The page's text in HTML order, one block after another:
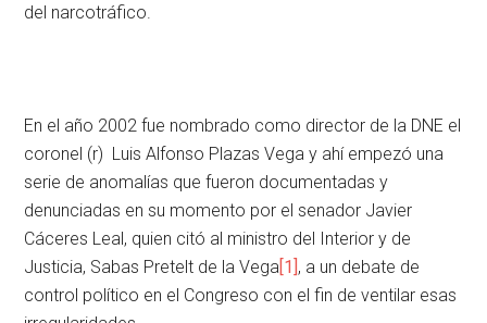
del narcotráfico.
En el año 2002 fue nombrado como director de la DNE el
coronel (r) Luis Alfonso Plazas Vega y ahí empezó una
serie de anomalías que fueron documentadas y
denunciadas en su momento por el senador Javier
Cáceres Leal, quien citó al ministro del Interior y de
Justicia, Sabas Pretelt de la Vega[1], a un debate de
control político en el Congreso con el fin de ventilar esas